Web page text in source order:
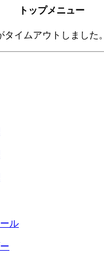
トップメニュー
タイムアウトしました。
ル